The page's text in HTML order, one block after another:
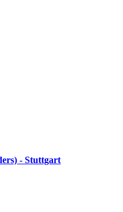
- Stuttgart